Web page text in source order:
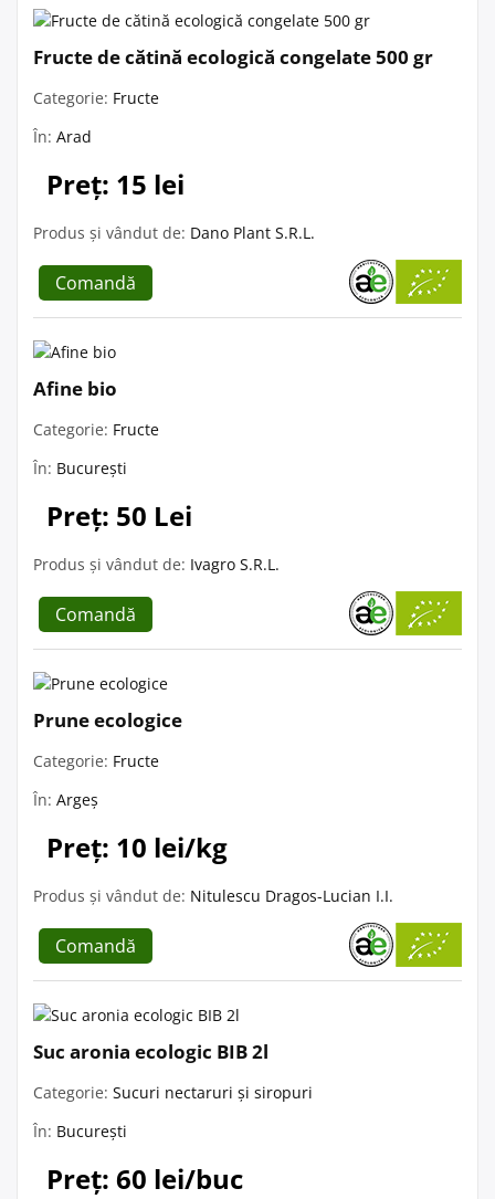
Fructe de cătină ecologică congelate 500 gr
Categorie: Fructe
În: Arad
Preț: 15 lei
Produs și vândut de: Dano Plant S.R.L.
Comandă
Afine bio
Categorie: Fructe
În: București
Preț: 50 Lei
Produs și vândut de: Ivagro S.R.L.
Comandă
Prune ecologice
Categorie: Fructe
În: Argeș
Preț: 10 lei/kg
Produs și vândut de: Nitulescu Dragos-Lucian I.I.
Comandă
Suc aronia ecologic BIB 2l
Categorie: Sucuri nectaruri și siropuri
În: București
Preț: 60 lei/buc